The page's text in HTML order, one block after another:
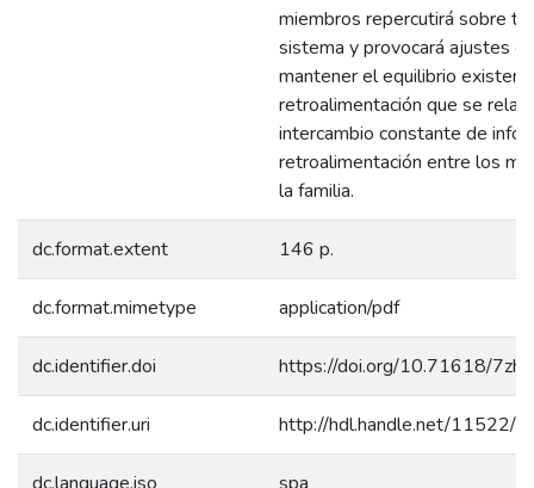
miembros repercutirá sobre
sistema y provocará ajustes
mantener el equilibrio
retroalimentación que se
intercambio constante de
retroalimentación entre los
la familia.
dc.format.extent 146 p.
dc.format.mimetype application/pdf
dc.identifier.doi https://doi.org/10.71618/
dc.identifier.uri http://hdl.handle.net/11522/